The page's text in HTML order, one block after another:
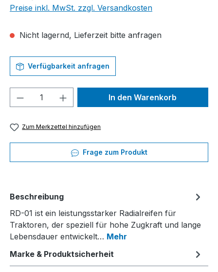
Preise inkl. MwSt. zzgl. Versandkosten
Nicht lagernd, Lieferzeit bitte anfragen
Verfügbarkeit anfragen
Produkt Anzahl: Gib denIn den Warenkorb
Zum Merkzettel hinzufügen
Frage zum Produkt
Beschreibung
RD-01 ist ein leistungsstarker Radialreifen für
Traktoren, der speziell für hohe Zugkraft und lange
Lebensdauer entwickelt… Mehr
Marke & Produktsicherheit